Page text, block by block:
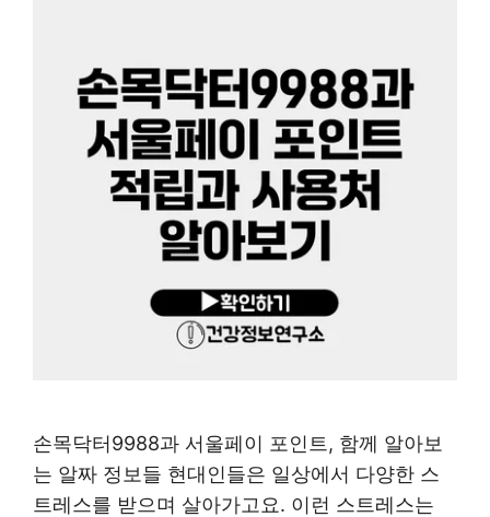
손목닥터9988과 서울페이 포인트, 함께 알아보
는 알짜 정보들 현대인들은 일상에서 다양한 스
트레스를 받으며 살아가고요. 이런 스트레스는